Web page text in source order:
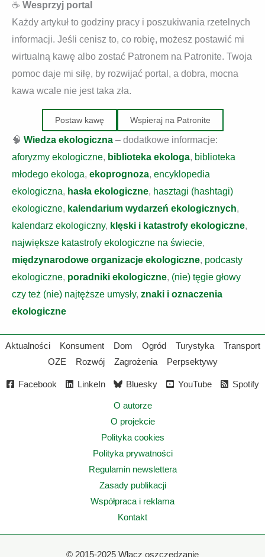
☕ Wesprzyj portal
Każdy artykuł to godziny pracy i poszukiwania rzetelnych
informacji. Jeśli cenisz to, co robię, możesz postawić mi
wirtualną kawę albo zostać Patronem na Patronite. Twoja
pomoc daje mi siłę, by rozwijać portal, a dobra, mocna
kawa wcale nie jest taka zła.
Postaw kawę Wspieraj na Patronite
🧠 Wiedza ekologiczna – dodatkowe informacje:
aforyzmy ekologiczne, biblioteka ekologa, biblioteka
młodego ekologa, ekoprognoza, encyklopedia
ekologiczna, hasła ekologiczne, hasztagi (hashtagi)
ekologiczne, kalendarium wydarzeń ekologicznych,
kalendarz ekologiczny, klęski i katastrofy ekologiczne,
największe katastrofy ekologiczne na świecie,
międzynarodowe organizacje ekologiczne, podcasty
ekologiczne, poradniki ekologiczne, (nie) tęgie głowy
czy też (nie) najtęższe umysły, znaki i oznaczenia
ekologiczne
Aktualności Konsument Dom Ogród Turystyka
Transport
OZE
Rozwój Zagrożenia Perpsektywy
Facebook LinkeIn Bluesky YouTube Spotify
O autorze
O projekcie
Polityka cookies
Polityka prywatności
Regulamin newslettera
Zasady publikacji
Współpraca i reklama
Kontakt
© 2015-2025 Włącz oszczędzanie